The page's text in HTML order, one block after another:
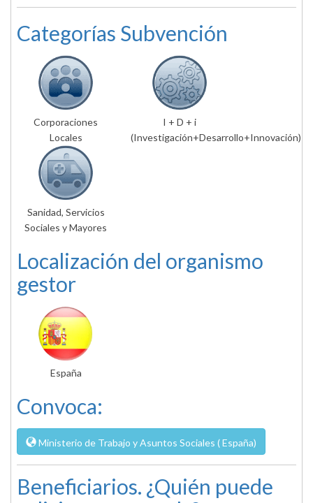
Categorías Subvención
Corporaciones
Locales
I + D + i
(Investigación+Desarrollo+Innovación)
Sanidad, Servicios
Sociales y Mayores
Localización del organismo
gestor
España
Convoca:
Ministerio de Trabajo y Asuntos Sociales ( España)
Beneficiarios. ¿Quién puede